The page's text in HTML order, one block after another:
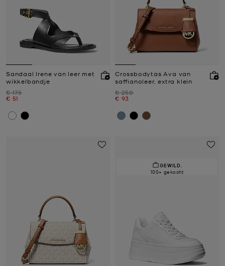
Sandaal Irene van leer met
wikkelbandje
Was
€ 175
Nu
€ 51
Crossbodytas Ava van
saffianoleer, extra klein
Was
€ 250
Nu
€ 93
GEWILD.
100+ gekocht